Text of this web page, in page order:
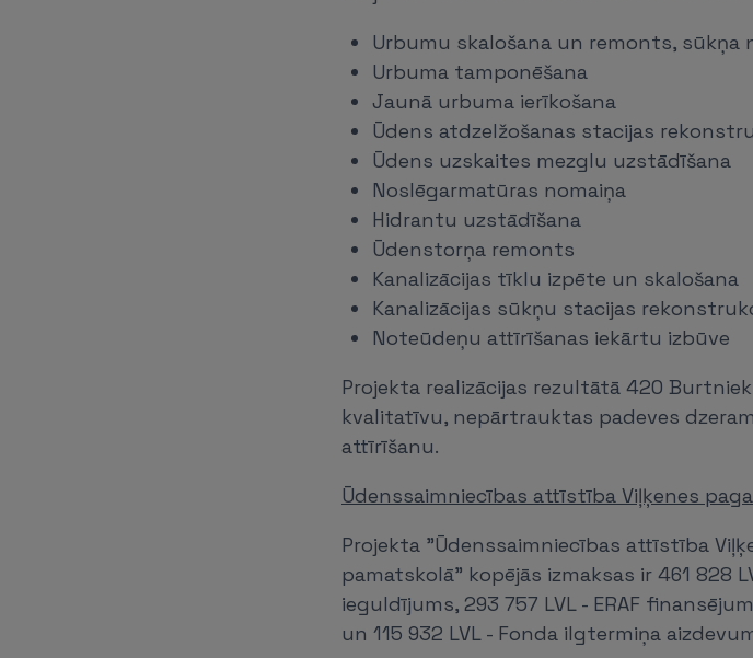
Urbumu skalošana un remonts, sūkņa
Urbuma tamponēšana
Jaunā urbuma ierīkošana
Ūdens atdzelžošanas stacijas
Ūdens uzskaites mezglu uzstādīšana
Noslēgarmatūras nomaiņa
Hidrantu uzstādīšana
Ūdenstorņa remonts
Kanalizācijas tīklu izpēte un skalošana
Kanalizācijas sūkņu stacijas
Noteūdeņu attīrīšanas iekārtu izbūve
Projekta realizācijas rezultātā 420
kvalitatīvu, nepārtrauktas padeves
attīrīšanu.
Ūdenssaimniecības attīstība Viļķenes
Projekta "Ūdenssaimniecības attīstība
pamatskolā" kopējās izmaksas ir 461 828
ieguldījums, 293 757 LVL - ERAF
un 115 932 LVL - Fonda ilgtermiņa